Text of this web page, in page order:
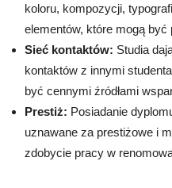
koloru, kompozycji,
elementów, które mogą
Sieć kontaktów: Studia
kontaktów z innymi
być cennymi źródłami
Prestiż: Posiadanie
uznawane za prestiżowe i
zdobycie pracy w